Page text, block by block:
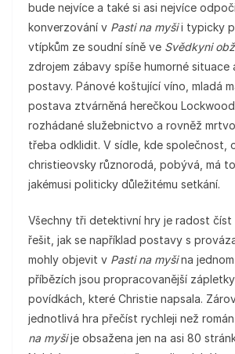
bude nejvíce a také si asi nejvíce
konverzování v Pasti na myšii typicky
vtípkům ze soudní síně ve Svědkyni
zdrojem zábavy spíše humorné situace
postavy. Pánové koštující víno, mladá
postava ztvárněná herečkou
rozhádané služebnictvo a rovněž
třeba odklidit. V sídle, kde společnost,
christieovsky různorodá, pobývá, má
jakémusi politicky důležitému setkání.
Všechny tři detektivní hry je radost číst
řešit, jak se například postavy s
mohly objevit v Pasti na myšina
příbězích jsou propracovanější
povídkách, které Christie napsala.
jednotlivá hra přečíst rychleji než
na myšije obsažena jen na asi 80